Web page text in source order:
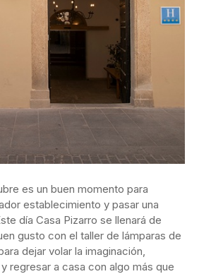
es un buen momento para
establecimiento y pasar una
día Casa Pizarro se llenará de
gusto con el taller de lámparas de
dejar volar la imaginación,
regresar a casa con algo más que